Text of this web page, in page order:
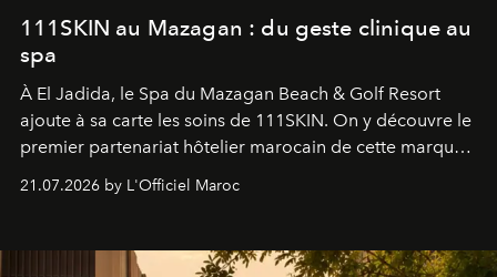
111SKIN au Mazagan : du geste clinique au
spa
À El Jadida, le Spa du Mazagan Beach & Golf Resort
ajoute à sa carte les soins de 111SKIN. On y découvre le
premier partenariat hôtelier marocain de cette marque
britannique, née dans un cabinet de chirurgie plastique
londonien et construite depuis autour d'un actif breveté,
21.07.2026 by L'Officiel Maroc